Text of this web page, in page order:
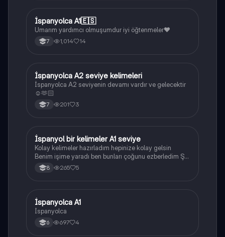
İspanyolca
İspanyolca A1🇪🇸
Umarım yardımcı olmuşumdur iyi öğtenmeler❤️
7 1,014 14
İspanyolca
İspanyolca A2 seviye kelimeleri
İspanyolca A2 seviyenin devamı vardır ve gelecektir
☺️🫶🏻
7 201 3
İspanyolca
İspanyol bir kelimeler A1 seviye
Kolay kelimeler hazırladım hepinize kolay gelsin
Benim işime yaradı ben bunları çoğunu ezberledim Şu
anda da iyi bir şekilde gidiyorum okunuşlarını da
öğrenin sizin için kolaylık sağlar
8 265 5
İspanyolca
İspanyolca A1
İspanyolca
6 697 4